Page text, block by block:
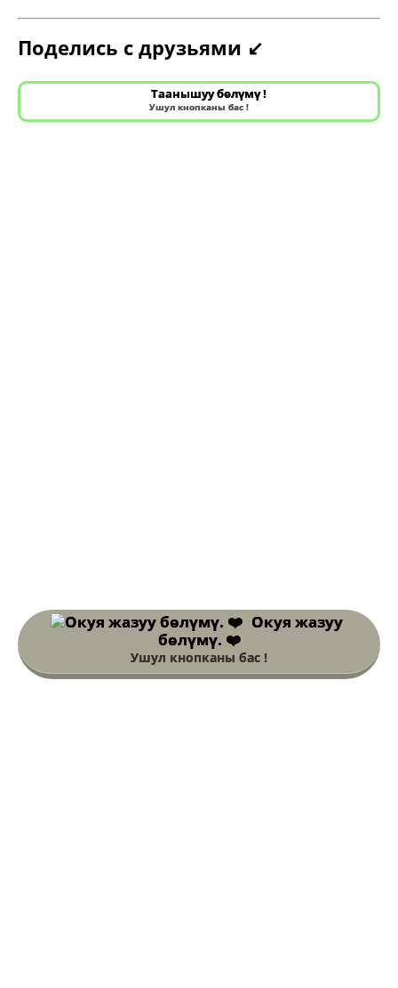
Поделись с друзьями ↙️
Таанышуу бөлүмү !
Ушул кнопканы бас !
Окуя жазуу
бөлүмү. ❤️
Ушул кнопканы бас !